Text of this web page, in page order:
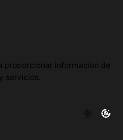
proporcionar informacion de
y servicios.